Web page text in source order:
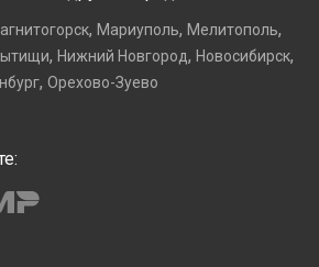
, Мариуполь, Мелитополь,
, Нижний Новгород, Новосибирск,
, Орехово-Зуево